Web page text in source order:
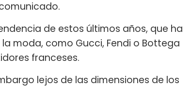
de estos últimos años, que ha
moda, como Gucci, Fendi o Bottega
franceses.
lejos de las dimensiones de los